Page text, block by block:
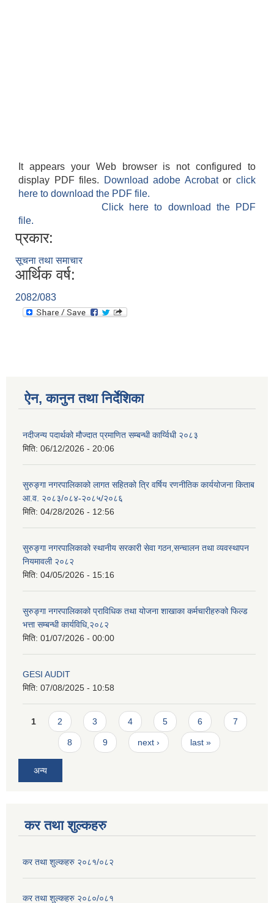
It appears your Web browser is not configured to
display PDF files.
Download adobe Acrobatorclick
here to download the PDF file.
Click here to download the PDF
file.
प्रकार:
सूचना तथा समाचार
आर्थिक वर्ष:
2082/083
ऐन, कानुन तथा निर्देशिका
नदीजन्य पदार्थको मौज्दात प्रमाणित सम्बन्धी कार्य्विधी २०८३
मिति: 06/12/2026 - 20:06
सुरुङ्गा नगरपालिकाको लागत सहितको त्रि वर्षिय रणनीतिक कार्ययोजना किताब
आ.व. २०८३/०८४-२०८५/२०८६
मिति: 04/28/2026 - 12:56
सुरुङ्गा नगरपालिकाको स्थानीय सरकारी सेवा गठन,सन्चालन तथा व्यवस्थापन
नियमावली २०८२
मिति: 04/05/2026 - 15:16
सुरुङ्गा नगरपालिकाको प्राविधिक तथा योजना शाखाका कर्मचारीहरुको फिल्ड
भत्ता सम्बन्धी कार्यविधि,२०८२
मिति: 01/07/2026 - 00:00
GESI AUDIT
मिति: 07/08/2025 - 10:58
Pages
1 2 3 4 5 6 7
8 9 next › last »
अन्य
कर तथा शुल्कहरु
कर तथा शुल्कहरु २०८१/०८२
कर तथा शुल्कहरु २०८०/०८१